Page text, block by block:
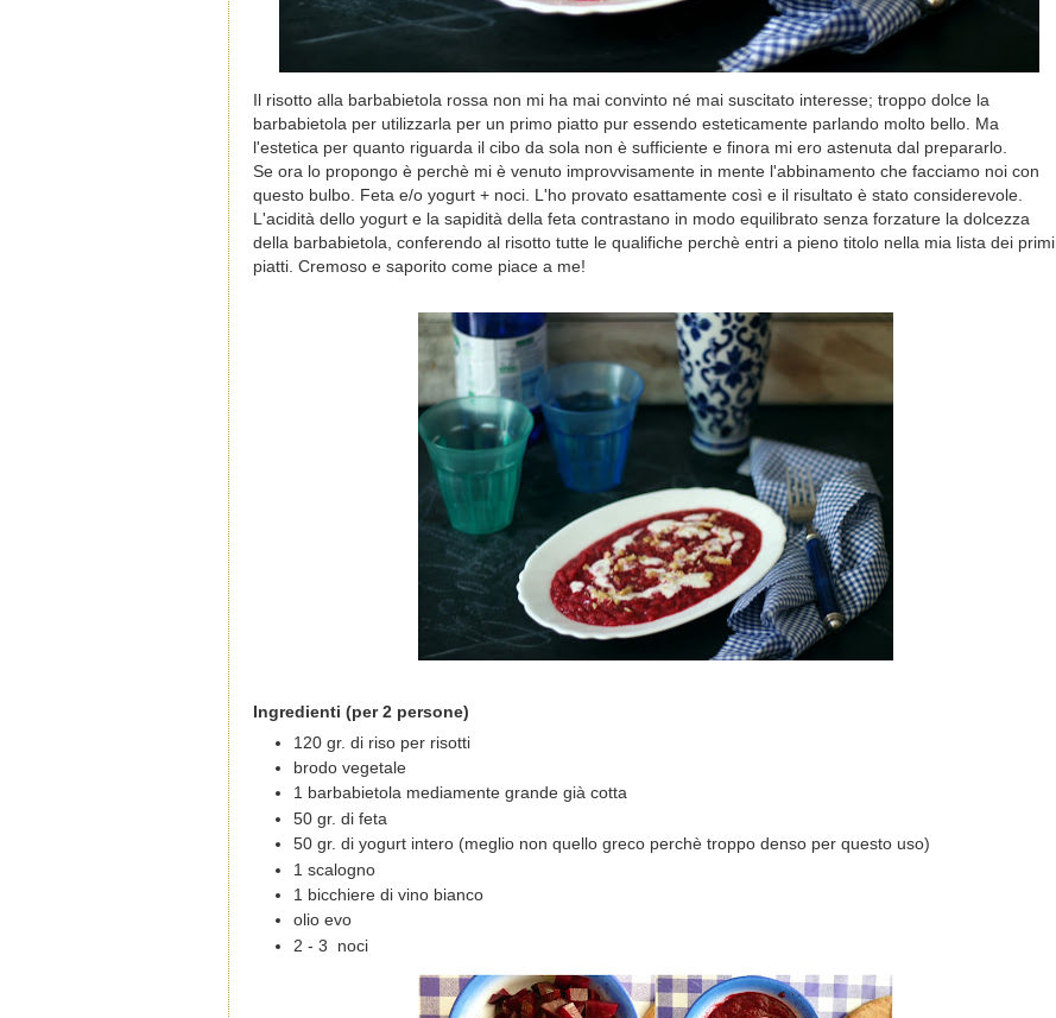
Il risotto alla barbabietola rossa non mi ha mai convinto né mai suscitato interesse; troppo dolce la
barbabietola per utilizzarla per un primo piatto pur essendo esteticamente parlando molto bello. Ma
l'estetica per quanto riguarda il cibo da sola non è sufficiente e finora mi ero astenuta dal prepararlo.
Se ora lo propongo è perchè mi è venuto improvvisamente in mente l'abbinamento che facciamo noi con
questo bulbo. Feta e/o yogurt + noci. L'ho provato esattamente così e il risultato è stato considerevole.
L'acidità dello yogurt e la sapidità della feta contrastano in modo equilibrato senza forzature la dolcezza
della barbabietola, conferendo al risotto tutte le qualifiche perchè entri a pieno titolo nella mia lista dei primi
piatti. Cremoso e saporito come piace a me!
Ingredienti (per 2 persone)
120 gr. di riso per risotti
brodo vegetale
1 barbabietola mediamente grande già cotta
50 gr. di feta
50 gr. di yogurt intero (meglio non quello greco perchè troppo denso per questo uso)
1 scalogno
1 bicchiere di vino bianco
olio evo
2 - 3 noci